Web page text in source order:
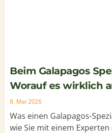
Beim Galapagos
Worauf es wirklich
8. Mai 2026
Was einen Galapagos-
wie Sie mit einem